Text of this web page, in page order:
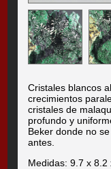
Cristales blancos
crecimientos
cristales de
profundo y
Beker donde no
antes.
Medidas: 9.7 x 8.2